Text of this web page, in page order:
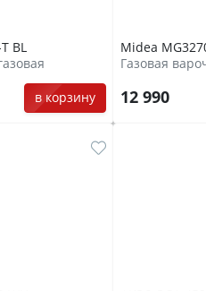
BL
в корзину
Midea
Газовая
12 990